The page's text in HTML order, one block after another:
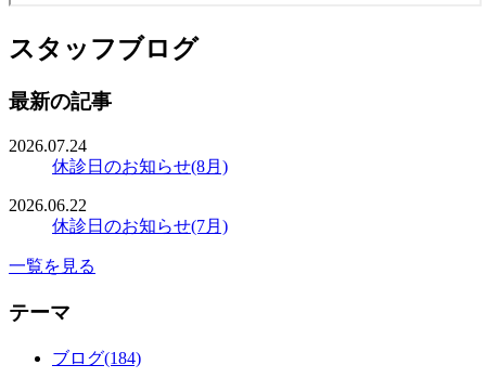
スタッフブログ
最新の記事
2026.07.24
休診日のお知らせ(8月)
2026.06.22
休診日のお知らせ(7月)
一覧を見る
テーマ
ブログ(184)